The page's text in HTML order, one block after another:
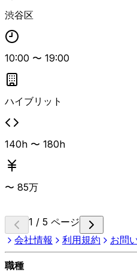
す。 必須スキルとして、3年
要件定義から基本設計への落
ypeScript／Next.jsを用いた
を用いたフロントエンド開発
ySQLを用いたDB設計経験、
の理解が求められます。 尚可として、開発チームのリーダ
ーまたはPM/PL経験、CI/CD
ル（スクラム）開発の実践経
計・アーキテクチャに強みを
エンジニア向けの案件です。
渋谷区
10:00 〜 19:00
ハイブリット
140h 〜 180h
〜 85万
1 / 5 ページ
会社情報
利用規約 お問
職種